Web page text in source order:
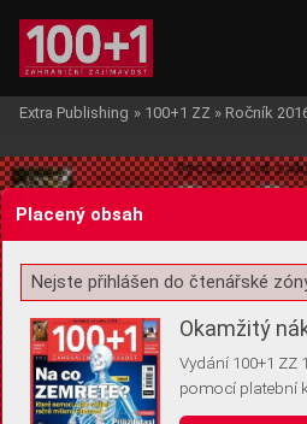
Žádost o souhlas s ukládáním
Extra Publishing » 100+1 ZZ » Ročník
Placený obsah
Nejste přihlášen do čtenářské
Okamžitý
Vydání 100+1 ZZ
pomocí platební